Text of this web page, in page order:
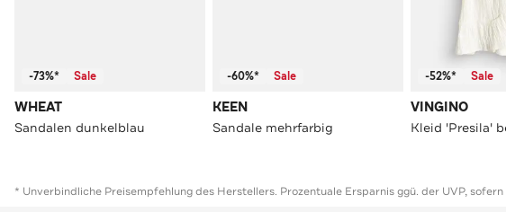
-73%* Sale
WHEAT
Sandalen dunkelblau
-60%* Sale
KEEN
Sandale mehrfarbig
-52%* Sale
VINGINO
Kleid 'Presila'
* Unverbindliche Preisempfehlung des Herstellers. Prozentuale Ersparnis ggü. der UVP,